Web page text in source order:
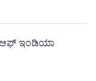
ಇಂಡಿಯಾ